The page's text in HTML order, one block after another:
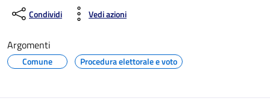
Condividi Vedi azioni
Argomenti
Comune Procedura elettorale e voto